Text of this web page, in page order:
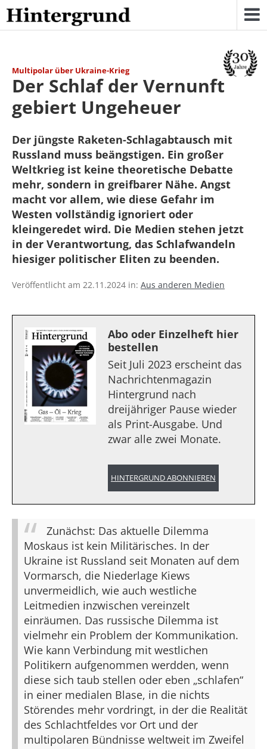
Skip
to
content
Multipolar über Ukraine-Krieg
Der Schlaf der Vernunft
gebiert Ungeheuer
Der jüngste Raketen-Schlagabtausch mit
Russland muss beängstigen. Ein großer
Weltkrieg ist keine theoretische Debatte
mehr, sondern in greifbarer Nähe. Angst
macht vor allem, wie diese Gefahr im
Westen vollständig ignoriert oder
kleingeredet wird. Die Medien stehen jetzt
in der Verantwortung, das Schlafwandeln
hiesiger politischer Eliten zu beenden.
Veröffentlicht am 22.11.2024 in: Aus anderen Medien
Abo oder Einzelheft hier
bestellen
Seit Juli 2023 erscheint das
Nachrichtenmagazin
Hintergrund nach
dreijähriger Pause wieder
als Print-Ausgabe. Und
zwar alle zwei Monate.
HINTERGRUND ABONNIEREN
Zunächst: Das aktuelle Dilemma
Moskaus ist kein Militärisches. In der
Ukraine ist Russland seit Monaten auf dem
Vormarsch, die Niederlage Kiews
unvermeidlich, wie auch westliche
Leitmedien inzwischen vereinzelt
einräumen. Das russische Dilemma ist
vielmehr ein Problem der Kommunikation.
Wie kann Verbindung mit westlichen
Politikern aufgenommen werdden, wenn
diese sich taub stellen oder eben „schlafen“
in einer medialen Blase, in die nichts
Störendes mehr vordringt, in der die Realität
des Schlachtfeldes vor Ort und der
multipolaren Bündnisse weltweit im Zweifel